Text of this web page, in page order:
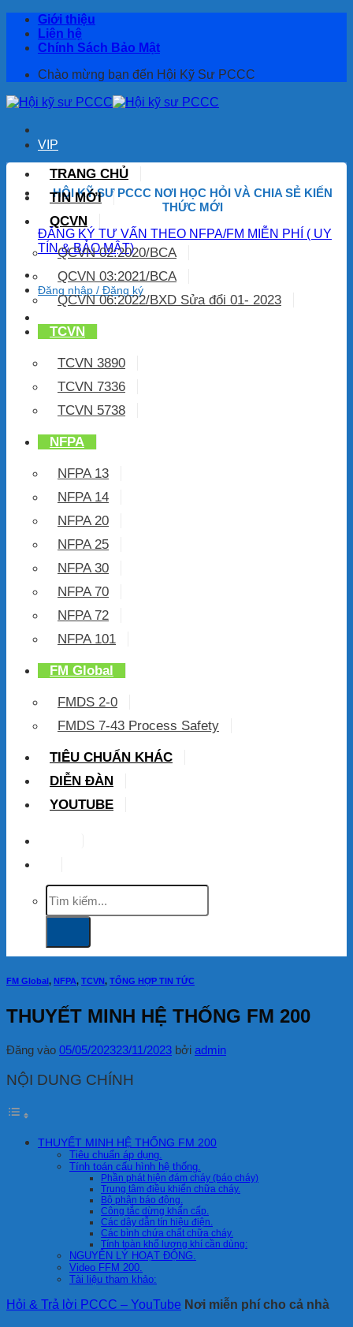
qua
Giới thiệu
Liên hệ
Chính Sách Bảo Mật
Chào mừng bạn đến Hội Kỹ Sư PCCC
VIP
HỘI KỸ SƯ PCCC NƠI HỌC HỎI VÀ CHIA SẺ KIẾN
THỨC MỚI
ĐĂNG KÝ TƯ VẤN THEO NFPA/FM MIỄN PHÍ ( UY
TÍN & BẢO MẬT)
Đăng nhập / Đăng ký
TRANG CHỦ
TIN MỚI
QCVN
QCVN 02:2020/BCA
QCVN 03:2021/BCA
QCVN 06:2022/BXD Sửa đổi 01- 2023
TCVN
TCVN 3890
TCVN 7336
TCVN 5738
NFPA
NFPA 13
NFPA 14
NFPA 20
NFPA 25
NFPA 30
NFPA 70
NFPA 72
NFPA 101
FM Global
FMDS 2-0
FMDS 7-43 Process Safety
TIÊU CHUẨN KHÁC
DIỄN ĐÀN
YOUTUBE
Tìm
kiếm:
FM Global, NFPA, TCVN, TỔNG HỢP TIN TỨC
THUYẾT MINH HỆ THỐNG FM 200
Đăng vào 05/05/202323/11/2023 bởi admin
NỘI DUNG CHÍNH
THUYẾT MINH HỆ THỐNG FM 200
Tiêu chuẩn áp dụng.
Tính toán cấu hình hệ thống.
Phần phát hiện đám cháy (báo cháy)
Trung tâm điều khiển chữa cháy.
Bộ phận báo động.
Công tắc dừng khẩn cấp.
Các dây dẫn tín hiệu điện.
Các bình chứa chất chữa cháy.
Tính toàn khố lượng khí cần dùng:
NGUYÊN LÝ HOẠT ĐỘNG.
Video FFM 200.
Tài liệu tham khảo:
Hỏi & Trả lời PCCC – YouTube Nơi miễn phí cho cả nhà